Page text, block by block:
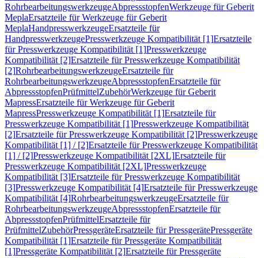
RohrbearbeitungswerkzeugeAbpressstopfenWerkzeuge für Geberit
MeplaErsatzteile für Werkzeuge für Geberit
MeplaHandpresswerkzeugeErsatzteile für
HandpresswerkzeugePresswerkzeuge Kompatibilität [1]Ersatzteile
für Presswerkzeuge Kompatibilität [1]Presswerkzeuge
Kompatibilität [2]Ersatzteile für Presswerkzeuge Kompatibilität
[2]RohrbearbeitungswerkzeugeErsatzteile für
RohrbearbeitungswerkzeugeAbpressstopfenErsatzteile für
AbpressstopfenPrüfmittelZubehörWerkzeuge für Geberit
MapressErsatzteile für Werkzeuge für Geberit
MapressPresswerkzeuge Kompatibilität [1]Ersatzteile für
Presswerkzeuge Kompatibilität [1]Presswerkzeuge Kompatibilität
[2]Ersatzteile für Presswerkzeuge Kompatibilität [2]Presswerkzeuge
Kompatibilität [1] / [2]Ersatzteile für Presswerkzeuge Kompatibilität
[1] / [2]Presswerkzeuge Kompatibilität [2XL]Ersatzteile für
Presswerkzeuge Kompatibilität [2XL]Presswerkzeuge
Kompatibilität [3]Ersatzteile für Presswerkzeuge Kompatibilität
[3]Presswerkzeuge Kompatibilität [4]Ersatzteile für Presswerkzeuge
Kompatibilität [4]RohrbearbeitungswerkzeugeErsatzteile für
RohrbearbeitungswerkzeugeAbpressstopfenErsatzteile für
AbpressstopfenPrüfmittelErsatzteile für
PrüfmittelZubehörPressgeräteErsatzteile für PressgerätePressgeräte
Kompatibilität [1]Ersatzteile für Pressgeräte Kompatibilität
[1]Pressgeräte Kompatibilität [2]Ersatzteile für Pressgeräte